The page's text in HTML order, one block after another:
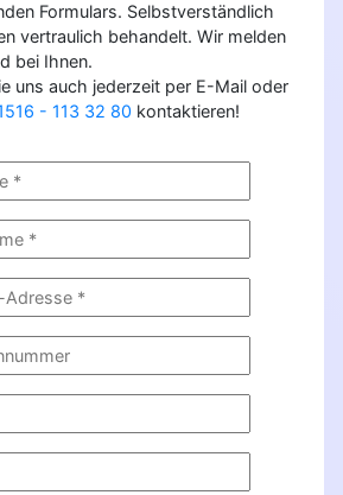
Formulars. Selbstverständlich
vertraulich behandelt. Wir melden
bei Ihnen.
uns auch jederzeit per E-Mail oder
- 113 32 80 kontaktieren!